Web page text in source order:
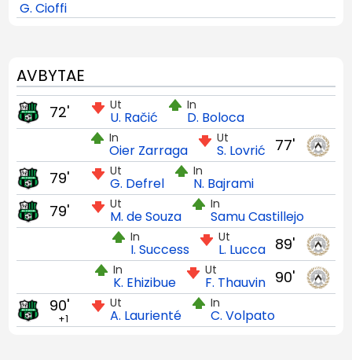
G. Cioffi
AVBYTAE
Ut
U. Račić
In
D. Boloca
72'
77'
Ut
S. Lovrić
In
Oier Zarraga
Ut
G. Defrel
In
N. Bajrami
79'
Ut
M. de Souza
In
Samu Castillejo
79'
89'
Ut
L. Lucca
In
I. Success
90'
Ut
F. Thauvin
In
K. Ehizibue
Ut
A. Laurienté
In
C. Volpato
90'
+1